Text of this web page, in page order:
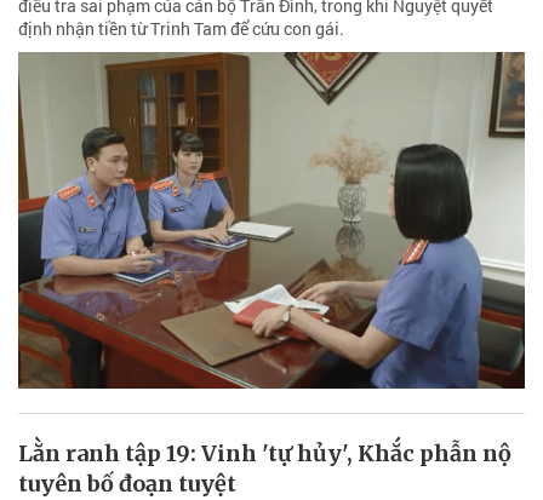
điều tra sai phạm của cán bộ Trần Đình, trong khi Nguyệt quyết
định nhận tiền từ Trinh Tam để cứu con gái.
Lằn ranh tập 19: Vinh 'tự hủy', Khắc phẫn nộ
tuyên bố đoạn tuyệt